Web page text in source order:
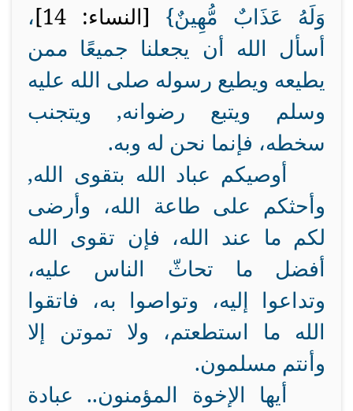
وَلَهُ عَذَابٌ مُّهِينٌ} [النساء: 14]
،
أسأل الله أن يجعلنا جميعًا ممن
يطيعه ويطيع رسوله صلى الله عليه
وسلم ويتبع رضوانه, ويتجنب
سخطه، فإنما نحن له وبه.
أوصيكم عباد الله بتقوى الله,
وأحثكم على طاعة الله، وأرضى
لكم ما عند الله، فإن تقوى الله
أفضل ما تحاثّ الناس عليه،
وتداعوا إليه، وتواصوا به، فاتقوا
الله ما استطعتم، ولا تموتن إلا
وأنتم مسلمون.
أيها الإخوة المؤمنون.. عبادة